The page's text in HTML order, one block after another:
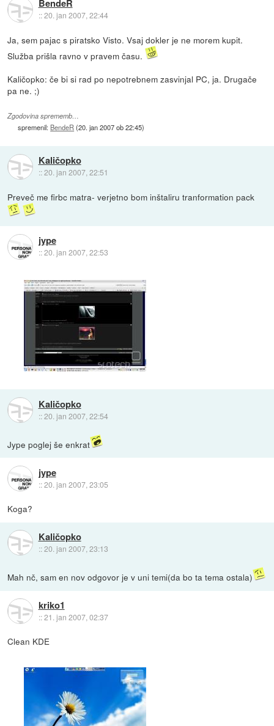
BendeR
::20. jan 2007, 22:44
Ja, sem pajac s piratsko Visto. Vsaj dokler je ne morem kupit.
Služba prišla ravno v pravem času.
Kaličopko: če bi si rad po nepotrebnem zasvinjal PC, ja. Drugače
pa ne. ;)
Zgodovina sprememb…
spremenil: BendeR (20. jan 2007 ob 22:45)
Kaličopko
::20. jan 2007, 22:51
Preveč me firbc matra- verjetno bom inštaliru tranformation pack
jype
::20. jan 2007, 22:53
Kaličopko
::20. jan 2007, 22:54
Jype poglej še enkrat
jype
::20. jan 2007, 23:05
Koga?
Kaličopko
::20. jan 2007, 23:13
Mah nč, sam en nov odgovor je v uni temi(da bo ta tema ostala)
kriko1
::21. jan 2007, 02:37
Clean KDE